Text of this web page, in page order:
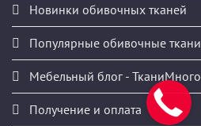
Новинки обивочных тканей
Популярные обивочные ткани
Мебельный блог - ТканиМного
Получение и оплата